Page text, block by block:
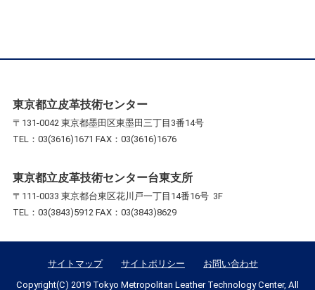
東京都立皮革技術センター
〒131-0042 東京都墨田区東墨田三丁目3番14号
TEL：03(3616)1671 FAX：03(3616)1676
東京都立皮革技術センター台東支所
〒111-0033 東京都台東区花川戸一丁目14番16号 3F
TEL：03(3843)5912 FAX：03(3843)8629
サイトマップ サイトポリシー
お問い合わせ
Copyright(C) 2019 Tokyo Metropolitan Leather Technology Center, All